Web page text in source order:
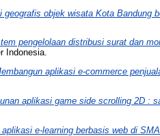
geografis objek wisata Kota Bandung
pengelolaan distribusi surat dan
Indonesia.
aplikasi e-commerce
aplikasi game side scrolling 2D :
e-learning berbasis web di